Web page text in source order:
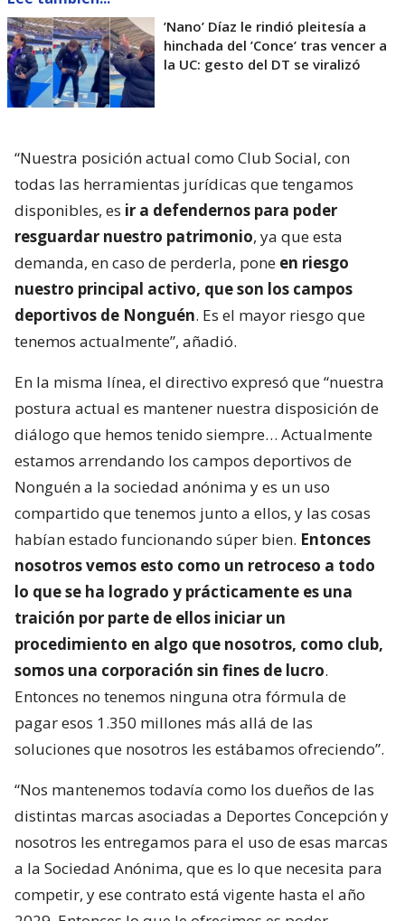
’Nano’ Díaz le rindió pleitesía a
hinchada del ’Conce’ tras vencer a
la UC: gesto del DT se viralizó
“Nuestra posición actual como Club Social, con
todas las herramientas jurídicas que tengamos
disponibles, es ir a defendernos para poder
resguardar nuestro patrimonio, ya que esta
demanda, en caso de perderla, pone en riesgo
nuestro principal activo, que son los campos
deportivos de Nonguén. Es el mayor riesgo que
tenemos actualmente”, añadió.
En la misma línea, el directivo expresó que “nuestra
postura actual es mantener nuestra disposición de
diálogo que hemos tenido siempre… Actualmente
estamos arrendando los campos deportivos de
Nonguén a la sociedad anónima y es un uso
compartido que tenemos junto a ellos, y las cosas
habían estado funcionando súper bien. Entonces
nosotros vemos esto como un retroceso a todo
lo que se ha logrado y prácticamente es una
traición por parte de ellos iniciar un
procedimiento en algo que nosotros, como club,
somos una corporación sin fines de lucro.
Entonces no tenemos ninguna otra fórmula de
pagar esos 1.350 millones más allá de las
soluciones que nosotros les estábamos ofreciendo”.
“Nos mantenemos todavía como los dueños de las
distintas marcas asociadas a Deportes Concepción y
nosotros les entregamos para el uso de esas marcas
a la Sociedad Anónima, que es lo que necesita para
competir, y ese contrato está vigente hasta el año